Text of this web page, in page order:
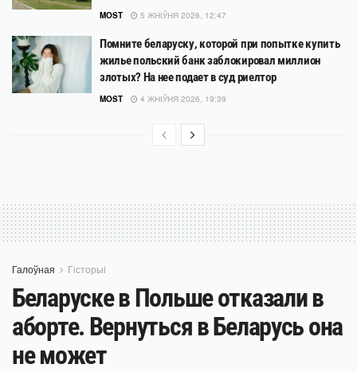
MOST 5 ЖНІЎНЯ 2026, 12:47
Помните беларуску, которой при попытке купить
жилье польский банк заблокировал миллион
злотых? На нее подает в суд риелтор
MOST 4 ЖНІЎНЯ 2026, 19:39
Галоўная Гісторыі
Беларуске в Польше отказали в
аборте. Вернуться в Беларусь она
не может